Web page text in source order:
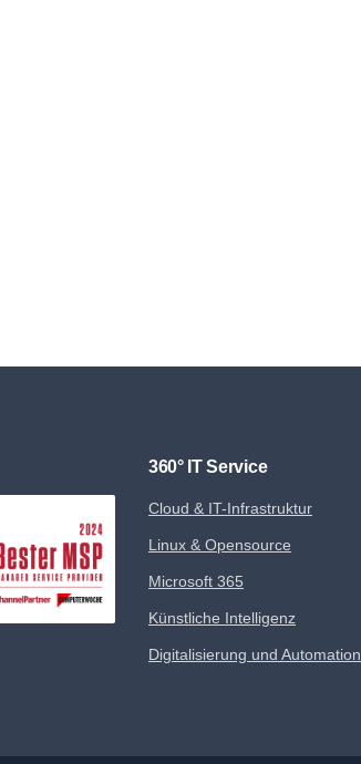
360° IT Service
Cloud & IT-Infrastruktur
Linux & Opensource
Microsoft 365
Künstliche Intelligenz
Digitalisierung und Automation